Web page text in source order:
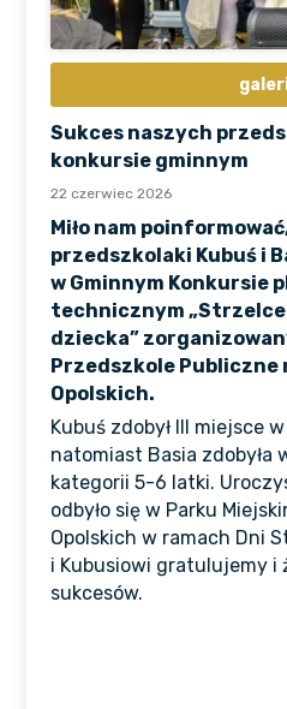
Sukces naszych
konkursie gminnym
22 czerwiec 2026
Miło nam
przedszkolaki Kubuś i
w Gminnym Konkursie
technicznym „Strzelce
dziecka”
Przedszkole Publiczne
Opolskich.
Kubuś zdobył III miejsce
natomiast Basia zdobyła
kategorii 5-6 latki.
odbyło się w Parku
Opolskich w ramach Dni
i Kubusiowi gratulujemy i
sukcesów.